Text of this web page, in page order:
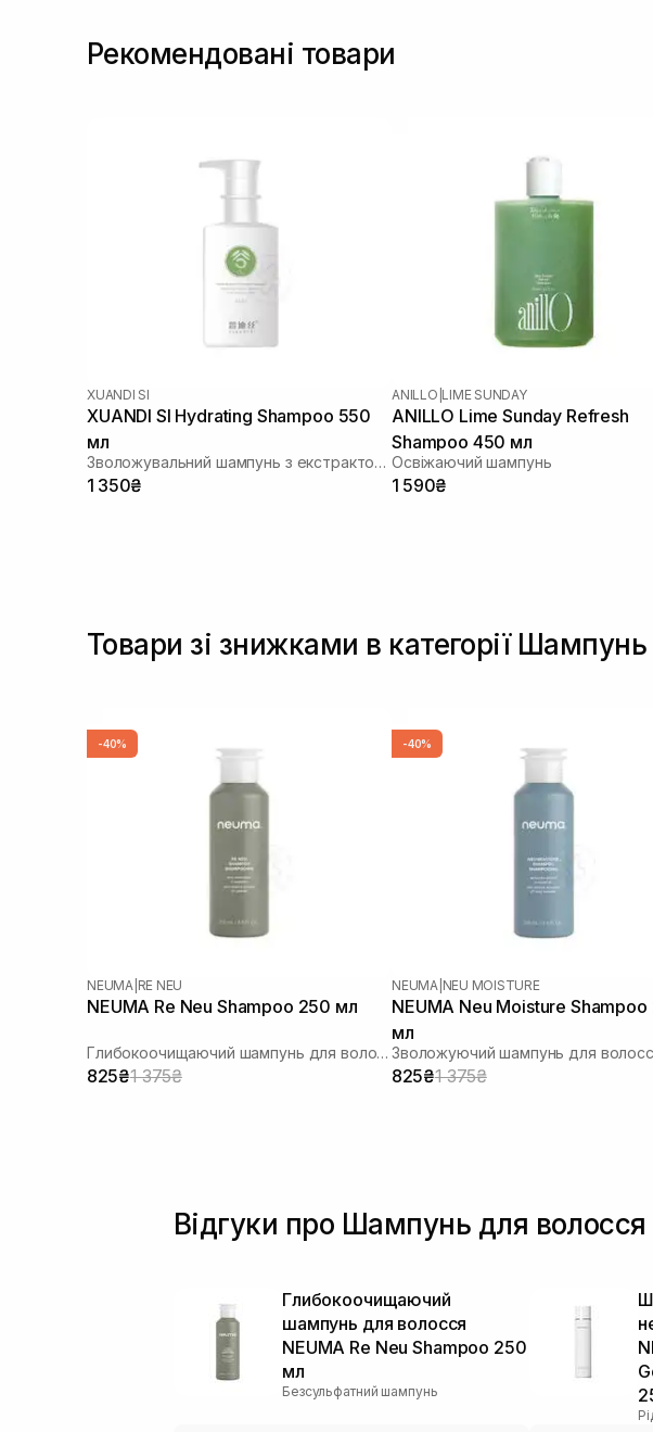
Рекомендовані товари
XUANDI SI
XUANDI SI Hydrating Shampoo 550
мл
Зволожувальний шампунь з екстрактом зерна
1 350₴
ANILLO LIME SUNDAY
ANILLO Lime Sunday Refresh
Shampoo 450 мл
Освіжаючий шампунь
1 590₴
Товари зі знижками в категорії
-40%
NEUMA RE NEU
NEUMA Re Neu Shampoo 250 мл
Глибокоочищаючий шампунь для волосся
825₴1 375₴
-40%
NEUMA NEU MOISTURE
NEUMA Neu Moisture Shampoo
мл
Зволожуючий шампунь для
825₴1 375₴
Відгуки про Шампунь для
Глибокоочищаючий
шампунь для волосся
NEUMA Re Neu Shampoo 250
мл
Безсульфатний шампунь